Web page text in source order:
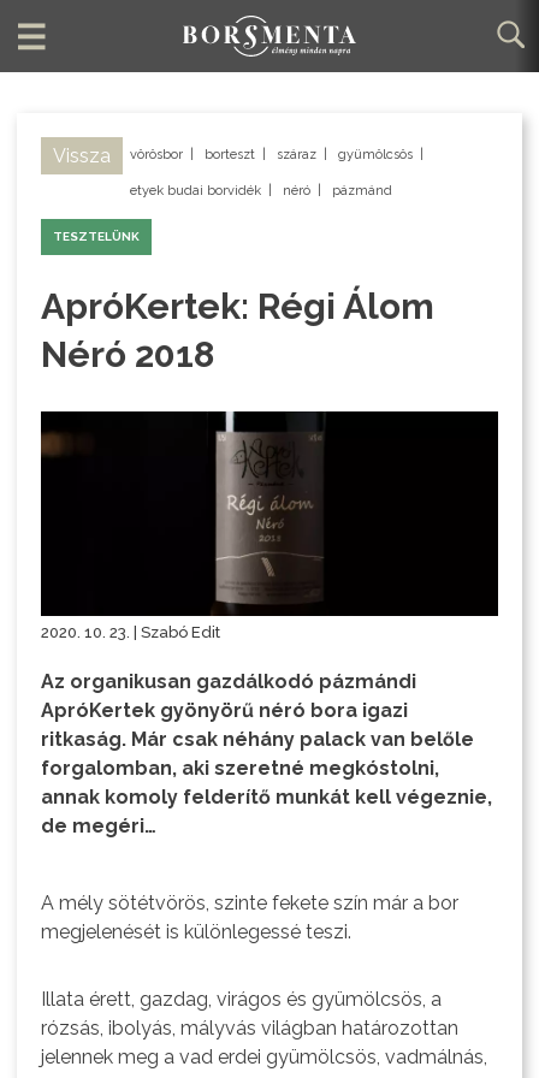
Vissza vörösbor borteszt száraz gyümölcsös
etyek budai borvidék néró pázmánd
TESZTELÜNK
ApróKertek: Régi Álom
Néró 2018
2020. 10. 23. | Szabó Edit
Az organikusan gazdálkodó pázmándi
ApróKertek gyönyörű néró bora igazi
ritkaság. Már csak néhány palack van belőle
forgalomban, aki szeretné megkóstolni,
annak komoly felderítő munkát kell végeznie,
de megéri…
A mély sötétvörös, szinte fekete szín már a bor
megjelenését is különlegessé teszi.
Illata érett, gazdag, virágos és gyümölcsös, a
rózsás, ibolyás, mályvás világban határozottan
jelennek meg a vad erdei gyümölcsös, vadmálnás,